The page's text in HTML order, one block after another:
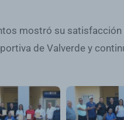
mostró su
de Valverde y